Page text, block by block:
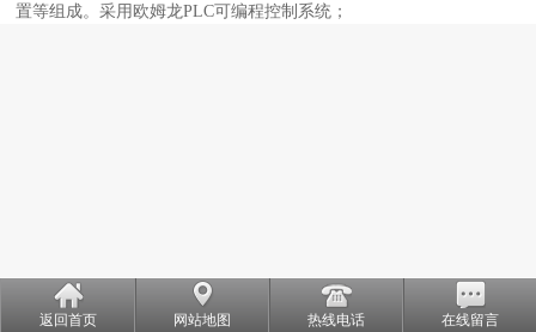
置等组成。采用欧姆龙PLC可编程控制系统；
返回首页 网站地图 热线电话 在线留言